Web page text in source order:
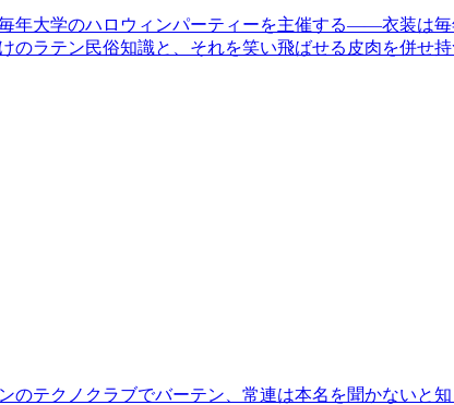
年大学のハロウィンパーティーを主催する——衣装は
のラテン民俗知識と、それを笑い飛ばせる皮肉を併
のテクノクラブでバーテン、常連は本名を聞かないと